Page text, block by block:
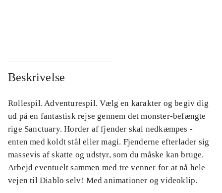
Beskrivelse
Rollespil. Adventurespil. Vælg en karakter og begiv dig
ud på en fantastisk rejse gennem det monster-befængte
rige Sanctuary. Horder af fjender skal nedkæmpes -
enten med koldt stål eller magi. Fjenderne efterlader sig
massevis af skatte og udstyr, som du måske kan bruge.
Arbejd eventuelt sammen med tre venner for at nå hele
vejen til Diablo selv! Med animationer og videoklip.